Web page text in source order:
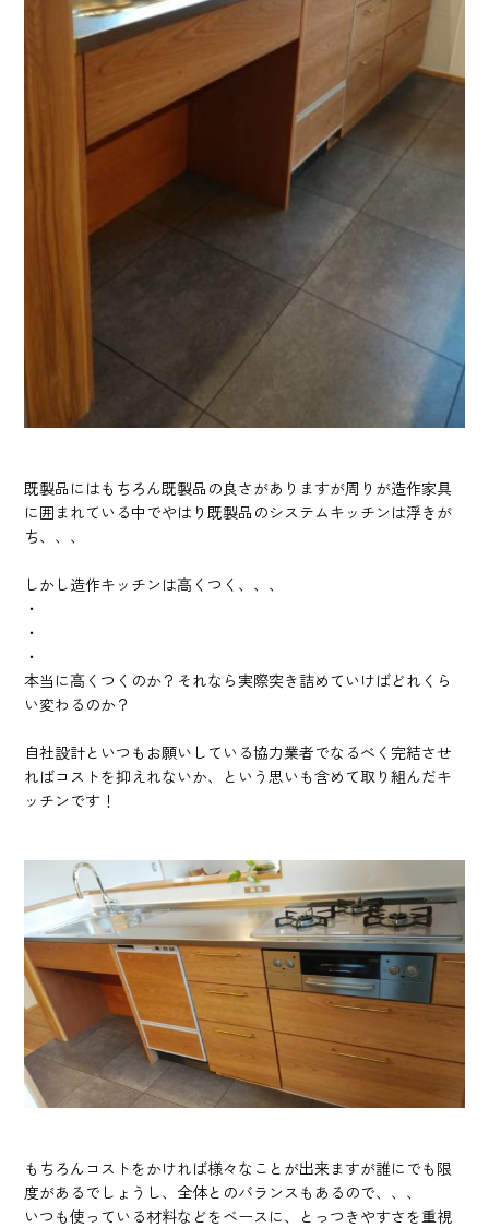
既製品にはもちろん既製品の良さがありますが周りが造作家具
に囲まれている中でやはり既製品のシステムキッチンは浮きが
ち、、、
しかし造作キッチンは高くつく、、、
・
・
・
本当に高くつくのか？それなら実際突き詰めていけばどれくら
い変わるのか？
自社設計といつもお願いしている協力業者でなるべく完結させ
ればコストを抑えれないか、という思いも含めて取り組んだキ
ッチンです！
もちろんコストをかければ様々なことが出来ますが誰にでも限
度があるでしょうし、全体とのバランスもあるので、、、
いつも使っている材料などをベースに、とっつきやすさを重視